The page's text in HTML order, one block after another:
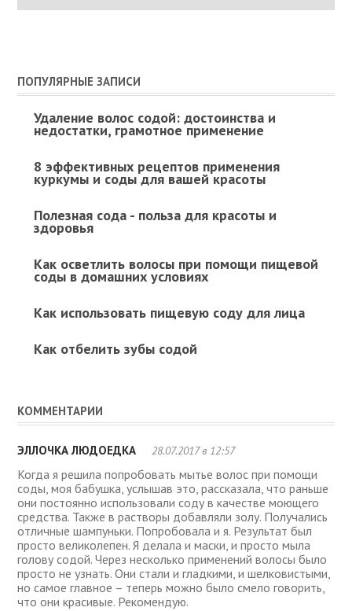
ПОПУЛЯРНЫЕ ЗАПИСИ
Удаление волос содой: достоинства и
недостатки, грамотное применение
8 эффективных рецептов применения
куркумы и соды для вашей красоты
Полезная сода - польза для красоты и
здоровья
Как осветлить волосы при помощи пищевой
соды в домашних условиях
Как использовать пищевую соду для лица
Как отбелить зубы содой
КОММЕНТАРИИ
ЭЛЛОЧКА ЛЮДОЕДКА 28.07.2017 в 12:57
Когда я решила попробовать мытье волос при помощи
соды, моя бабушка, услышав это, рассказала, что раньше
они постоянно использовали соду в качестве моющего
средства. Также в растворы добавляли золу. Получались
отличные шампуньки. Попробовала и я. Результат был
просто великолепен. Я делала и маски, и просто мыла
голову содой. Через несколько применений волосы было
просто не узнать. Они стали и гладкими, и шелковистыми,
но самое главное – теперь можно было смело говорить,
что они красивые. Рекомендую.